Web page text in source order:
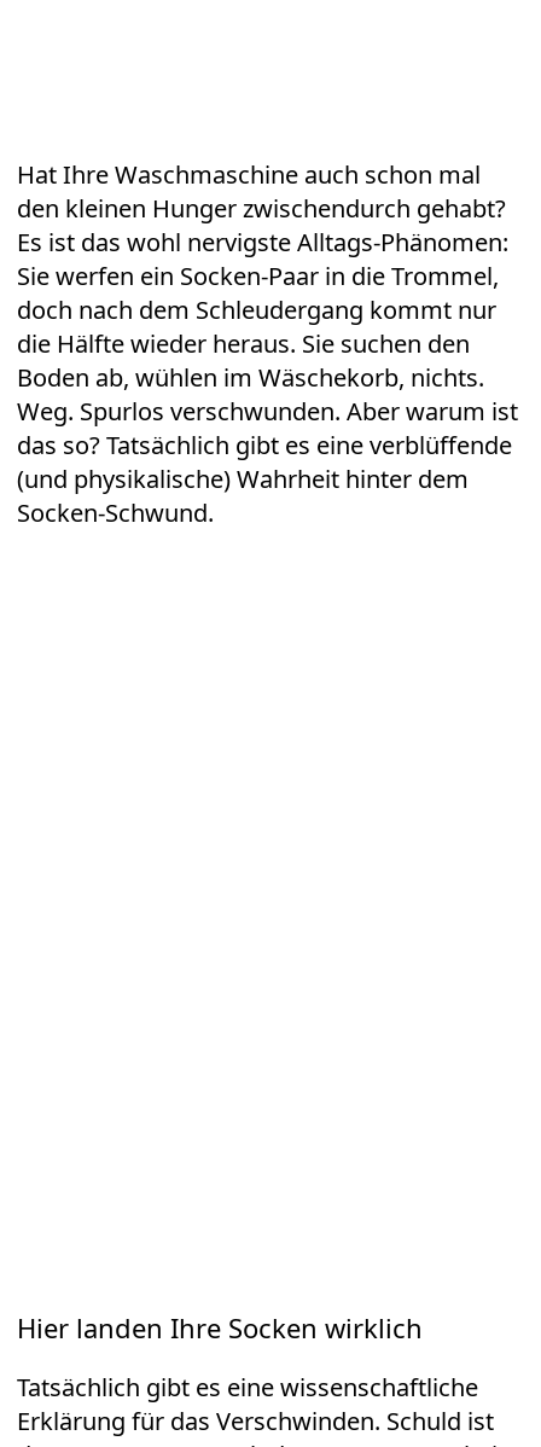
Hat IhreWaschmaschine auch schon mal
den kleinen Hunger zwischendurch gehabt?
Es ist das wohl nervigste Alltags-Phänomen:
Sie werfen ein Socken-Paar in dieTrommel,
doch nach dem Schleudergang kommt nur
die Hälfte wieder heraus. Sie suchen den
Boden ab, wühlen im Wäschekorb, nichts.
Weg. Spurlos verschwunden. Aber warum ist
das so? Tatsächlich gibt es eine verblüffende
(und physikalische) Wahrheit hinter dem
Socken-Schwund.
Hier landen Ihre Socken wirklich
Tatsächlich gibt es eine wissenschaftliche
Erklärung für das Verschwinden. Schuld ist